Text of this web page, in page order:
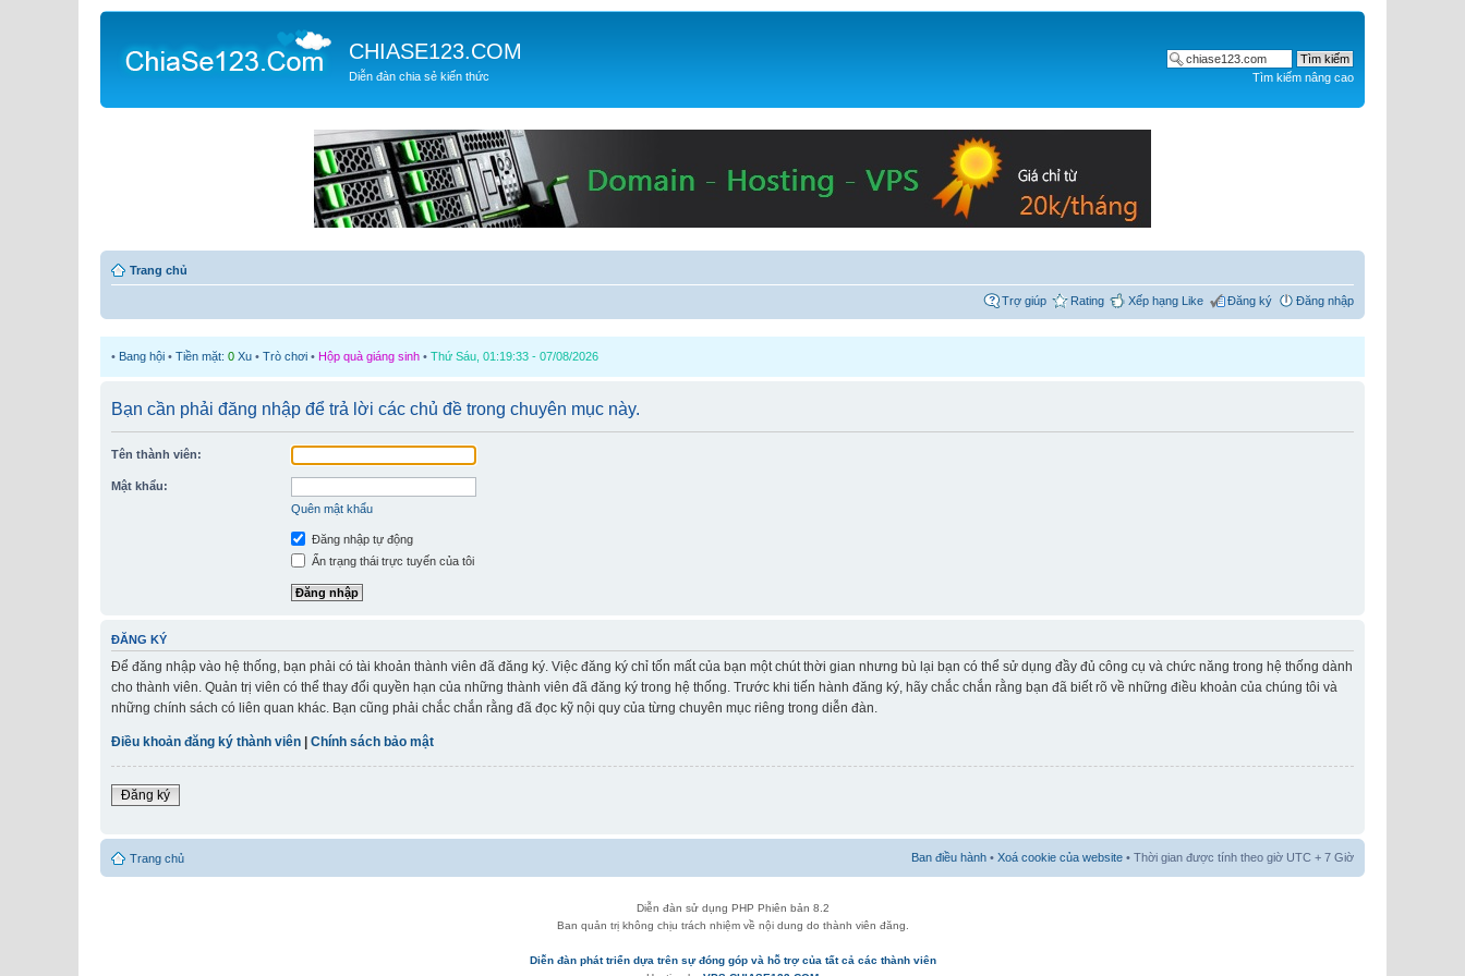
CHIASE123.COM
Diễn đàn chia sẻ kiến thức Tìm kiếm nâng cao
Trang chủ
Trợ giúp Rating Xếp hạng Like Đăng ký Đăng nhập
• Bang hội • Tiền mặt: 0 Xu • Trò chơi • Hộp quà giáng sinh • Thứ Sáu, 01:19:33 - 07/08/2026
Bạn cần phải đăng nhập để trả lời các chủ đề trong chuyên mục này.
Tên thành viên:
Mật khẩu:
Quên mật khẩu
Đăng nhập tự động
Ẩn trạng thái trực tuyến của tôi
ĐĂNG KÝ
Để đăng nhập vào hệ thống, bạn phải có tài khoản thành viên đã đăng ký. Việc đăng ký chỉ tốn mất của bạn một chút thời gian nhưng bù lại bạn có thể sử dụng đầy đủ công cụ và chức năng trong hệ thống dành
cho thành viên. Quản trị viên có thể thay đổi quyền hạn của những thành viên đã đăng ký trong hệ thống. Trước khi tiến hành đăng ký, hãy chắc chắn rằng bạn đã biết rõ về những điều khoản của chúng tôi và
những chính sách có liên quan khác. Bạn cũng phải chắc chắn rằng đã đọc kỹ nội quy của từng chuyên mục riêng trong diễn đàn.
Điều khoản đăng ký thành viên Chính sách bảo mật
Đăng ký
Trang chủ Ban điều hành • Xoá cookie của website • Thời gian được tính theo giờ UTC + 7 Giờ
Diễn đàn sử dụng PHP Phiên bản 8.2
Ban quản trị không chịu trách nhiệm về nội dung do thành viên đăng.
Diễn đàn phát triển dựa trên sự đóng góp và hỗ trợ của tất cả các thành viên